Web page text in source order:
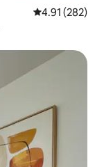
평점 4.91점(5
4.91 (282)